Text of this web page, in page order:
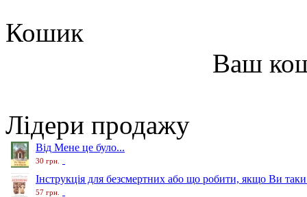
Кошик
Ваш
Лідери продажу
Від Мене це було...
30 грн.
Інструкція для безсмертних або що робити, якщо Ви
57 грн.